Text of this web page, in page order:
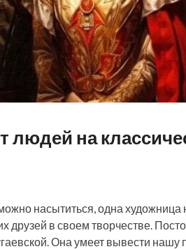
людей на
насытиться, одна
друзей в своем творчестве.
Она умеет вывести нашу